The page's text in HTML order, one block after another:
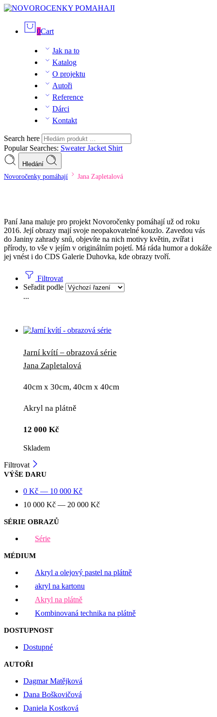
0Cart
Jak na to
Katalog
O projektu
Autoři
Reference
Dárci
Kontakt
Search here
Popular Searches: SweaterJacket Shirt
Hledání
Novoročenky pomáhají Jana Zapletalová
Paní Jana maluje pro projekt Novoročenky pomáhají už od roku
2016. Její obrazy mají svoje neopakovatelné kouzlo. Zavedou vás
do Janiny zahrady snů, objevíte na nich motivy květin, zvířat i
přírody, to vše v jejím v originálním pojetí. Má ráda humor a dokáže
jej vnést i do CDS Galerie Duhovka, kde obrazy tvoří.
Filtrovat
Seřadit podle
...
Jarní kvítí – obrazová série
Jana Zapletalová
40cm x 30cm, 40cm x 40cm
Akryl na plátně
12 000 Kč
Skladem
Filtrovat
VÝŠE DARU
0 Kč — 10 000 Kč
10 000 Kč — 20 000 Kč
SÉRIE OBRAZŮ
Série
MÉDIUM
Akryl a olejový pastel na plátně
akryl na kartonu
Akryl na plátně
Kombinovaná technika na plátně
DOSTUPNOST
Dostupné
AUTOŘI
Dagmar Matějková
Dana Boškovičová
Daniela Kostková